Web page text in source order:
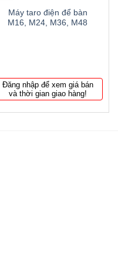
Máy taro điện để bàn
M16, M24, M36, M48
Đăng nhập để xem giá bán
và thời gian giao hàng!